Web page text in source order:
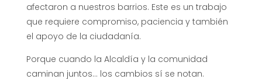
afectaron a nuestros barrios. Este es un trabajo
que requiere compromiso, paciencia y también
el apoyo de la ciudadanía.
Porque cuando la Alcaldía y la comunidad
caminan juntos… los cambios sí se notan.